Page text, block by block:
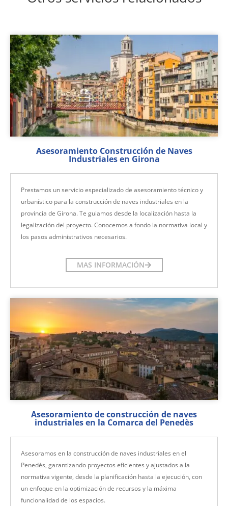
Asesoramiento Construcción de Naves
Industriales en Girona
Prestamos un servicio especializado de asesoramiento técnico y
urbanístico para la construcción de naves industriales en la
provincia de Girona. Te guiamos desde la localización hasta la
legalización del proyecto. Conocemos a fondo la normativa local y
los pasos administrativos necesarios.
MAS INFORMACIÓN
Asesoramiento de construcción de naves
industriales en la Comarca del Penedès
Asesoramos en la construcción de naves industriales en el
Penedès, garantizando proyectos eficientes y ajustados a la
normativa vigente, desde la planificación hasta la ejecución, con
un enfoque en la optimización de recursos y la máxima
funcionalidad de los espacios.